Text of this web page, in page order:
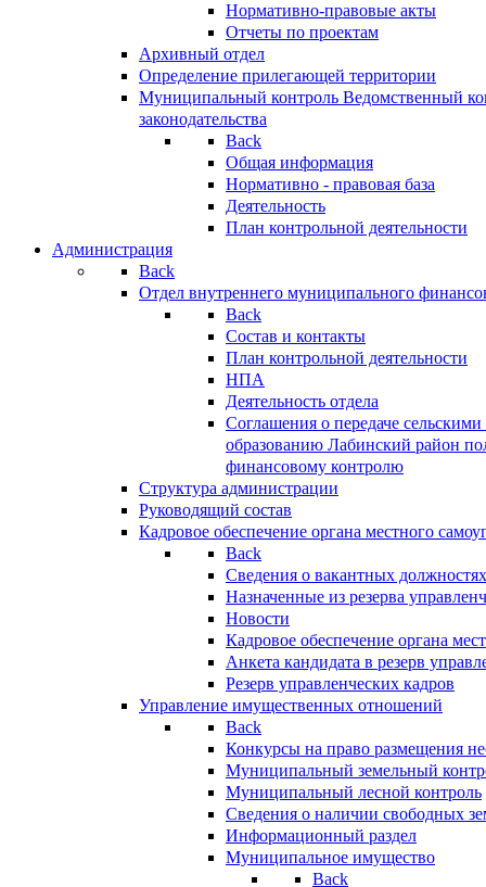
Нормативно-правовые акты
Отчеты по проектам
Архивный отдел
Определение прилегающей территории
Муниципальный контроль Ведомственный
законодательства
Back
Общая информация
Нормативно - правовая база
Деятельность
План контрольной деятельности
Администрация
Back
Отдел внутреннего муниципального
Back
Состав и контакты
План контрольной деятельности
НПА
Деятельность отдела
Соглашения о передаче
образованию Лабинский район
финансовому контролю
Структура администрации
Руководящий состав
Кадровое обеспечение органа местного
Back
Сведения о вакантных
Назначенные из резерва
Новости
Кадровое обеспечение органа
Анкета кандидата в резерв
Резерв управленческих кадров
Управление имущественных отношений
Back
Конкурсы на право размещения
Муниципальный земельный
Муниципальный лесной контроль
Сведения о наличии свободных
Информационный раздел
Муниципальное имущество
Back